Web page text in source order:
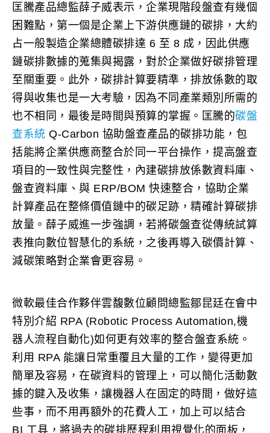
匡騰產品總監薛子威表示，企業現階段盤查有幾個
困難點，第一個是企業上下游供應鏈的碳排，大約
占一般製造企業總體碳排達 6 至 8 成，因此供應
鏈碳排數據的蒐集與揭露，對於企業做好碳排管理
至關重要。此外，碳排計算要精準，排放係數的取
得與收集也是一大考驗，因為不同產業類別所需的
也不相同，最後是時間與預算的掌握。匡騰的碳盤
查系統 Q-Carbon 協助盤查產品的碳排功能，包
括能將企業供應商整合於同一平台操作，提高盤查
項目的一致性與完整性，內建碳排放係數資料庫、
盤查資料庫、與 ERP/BOM 快速整合，協助企業
計算產品在整條價值鏈中的碳足跡，精確計算碳排
放量。薛子威進一步強調，若將碳盤查從傳統試算
表推向數位智慧化的系統，之後再導入碳價計算、
減碳策略對企業會更容易。
微軟最佳合作夥伴雲馥數位顧問總監鄒昆廷在會中
特別介紹 RPA (Robotic Process Automation,機
器人流程自動化)如何更有效率的整合盤查系統。
利用 RPA 能讓日常重覆且大量的工作，變得更加
簡單及容易，在碳資料的管理上，可以簡化活動數
據的鍵入及收集，讓機器人在固定的時間，做好這
些事，而不用再額外的花費人工，加上可以結合
BI 工具，將過去的碳排歷程利用視覺化的面板，